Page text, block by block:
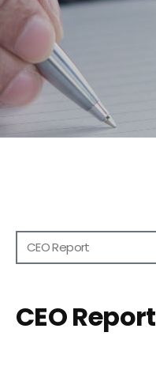
CEO Report
CEO Brief
영상자료
CEO Report